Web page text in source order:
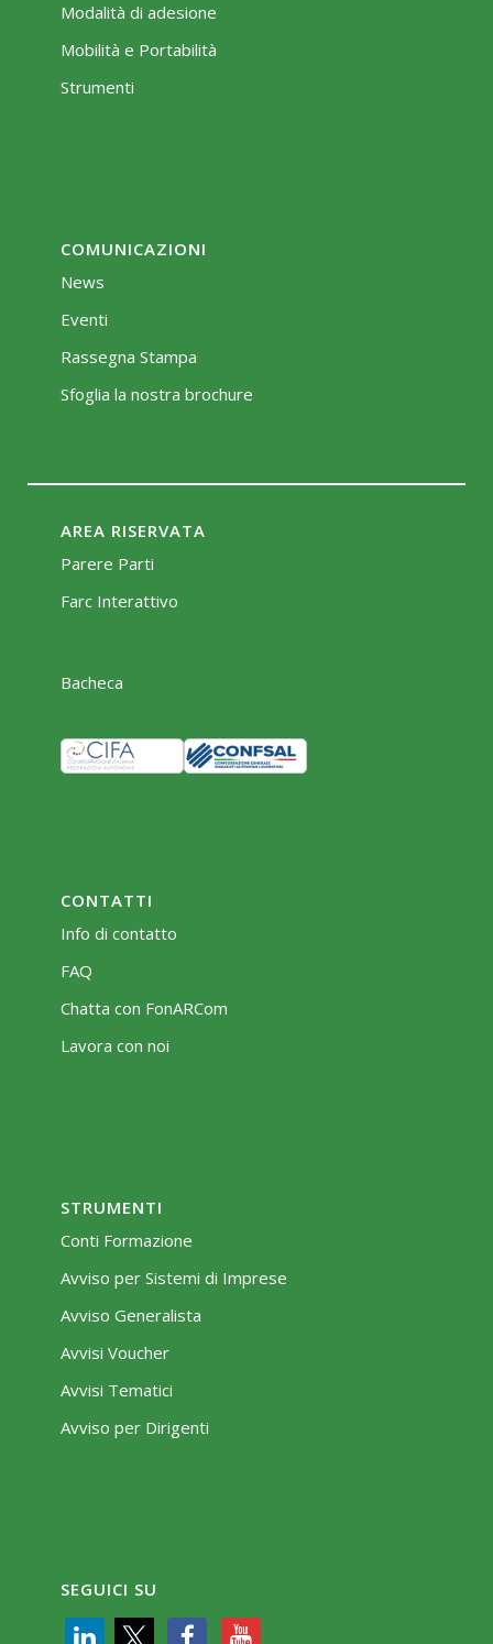
Modalità di adesione
Mobilità e Portabilità
Strumenti
COMUNICAZIONI
News
Eventi
Rassegna Stampa
Sfoglia la nostra brochure
AREA RISERVATA
Parere Parti
Farc Interattivo
Bacheca
CONTATTI
Info di contatto
FAQ
Chatta con FonARCom
Lavora con noi
STRUMENTI
Conti Formazione
Avviso per Sistemi di Imprese
Avviso Generalista
Avvisi Voucher
Avvisi Tematici
Avviso per Dirigenti
SEGUICI SU